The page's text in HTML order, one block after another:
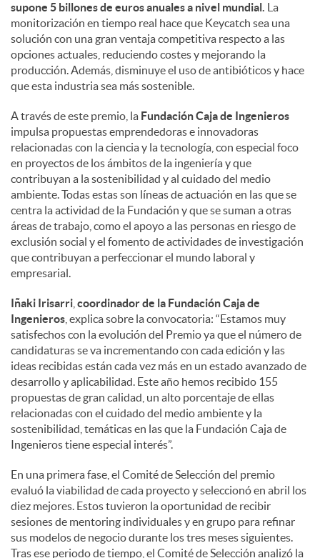
supone 5 billones de euros anuales a nivel mundial. La
monitorización en tiempo real hace que Keycatch sea una
solución con una gran ventaja competitiva respecto a las
opciones actuales, reduciendo costes y mejorando la
producción. Además, disminuye el uso de antibióticos y hace
que esta industria sea más sostenible.
A través de este premio, la Fundación Caja de Ingenieros
impulsa propuestas emprendedoras e innovadoras
relacionadas con la ciencia y la tecnología, con especial foco
en proyectos de los ámbitos de la ingeniería y que
contribuyan a la sostenibilidad y al cuidado del medio
ambiente. Todas estas son líneas de actuación en las que se
centra la actividad de la Fundación y que se suman a otras
áreas de trabajo, como el apoyo a las personas en riesgo de
exclusión social y el fomento de actividades de investigación
que contribuyan a perfeccionar el mundo laboral y
empresarial.
Iñaki Irisarri coordinador de la Fundación Caja de
Ingenieros , explica sobre la convocatoria: “Estamos muy
satisfechos con la evolución del Premio ya que el número de
candidaturas se va incrementando con cada edición y las
ideas recibidas están cada vez más en un estado avanzado de
desarrollo y aplicabilidad. Este año hemos recibido 155
propuestas de gran calidad, un alto porcentaje de ellas
relacionadas con el cuidado del medio ambiente y la
sostenibilidad, temáticas en las que la Fundación Caja de
Ingenieros tiene especial interés”.
En una primera fase, el Comité de Selección del premio
evaluó la viabilidad de cada proyecto y seleccionó en abril los
diez mejores. Estos tuvieron la oportunidad de recibir
sesiones de mentoring individuales y en grupo para refinar
sus modelos de negocio durante los tres meses siguientes.
Tras ese periodo de tiempo, el Comité de Selección analizó la